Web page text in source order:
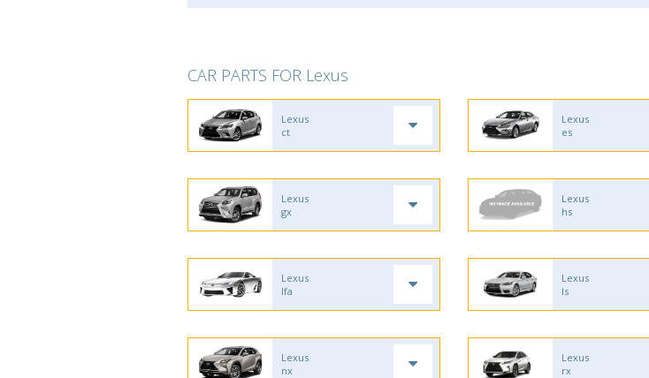
CAR PARTS FOR Lexus
Lexus
ct
Lexus
es
Lexus
gx
Lexus
hs
Lexus
lfa
Lexus
ls
Lexus
nx
Lexus
rx